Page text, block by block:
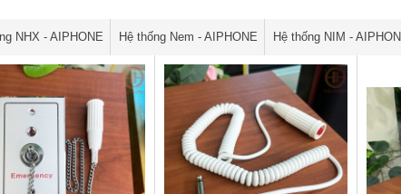
NHX - AIPHONE Hệ thống Nem - AIPHONE Hệ thống NIM -